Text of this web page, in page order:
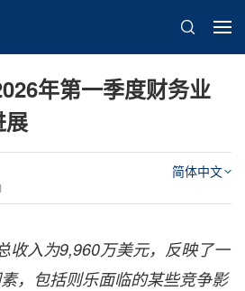
年第一季度财务业
展
简体中文
入为9,960万美元，反映了一
，包括则乐面临的某些竞争影